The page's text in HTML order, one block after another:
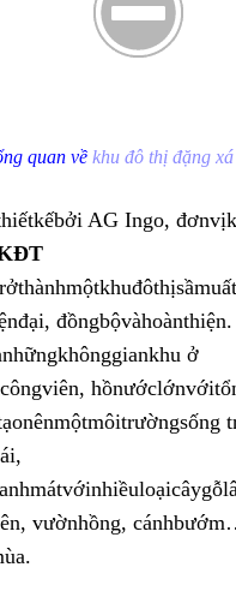
quan về khu đô thị đặng
kếbởi AG Ingo,đơnvị
thànhmộtkhuđôthịsầmuất
đại,đồngbộvàhoànthiện.
nhữngkhônggiankhu ở
côngviên,hồnướclớnvới
nênmộtmôitrườngsống
,
mátvớinhiềuloạicâygỗ
,vườnhồng,cánhbướm
.